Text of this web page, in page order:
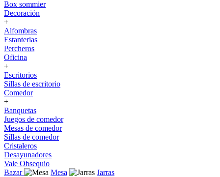
Box sommier
Decoración
+
Alfombras
Estanterias
Percheros
Oficina
+
Escritorios
Sillas de escritorio
Comedor
+
Banquetas
Juegos de comedor
Mesas de comedor
Sillas de comedor
Cristaleros
Desayunadores
Vale Obsequio
Bazar
Mesa Jarras